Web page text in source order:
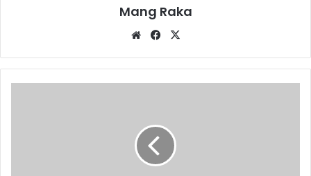
Mang Raka
WebsiteFacebook